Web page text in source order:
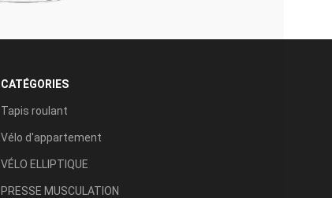
CATÉGORIES
Tapis roulant
Vélo d'appartement
VÉLO ELLIPTIQUE
PRESSE MUSCULATION